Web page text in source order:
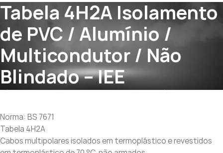
Tabela 4H2A Isolamento
de PVC / Alumínio /
Multicondutor / Não
Blindado – IEE
Início»Tabela 4H2A Isolamento de PVC / Alumínio /
Norma: BS 7671
Tabela 4H2A
Cabos multipolares isolados em termoplástico e revestidos